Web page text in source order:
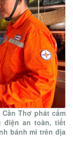
Thơ phát cẩm
điện an toàn, tiết
bánh mì trên địa